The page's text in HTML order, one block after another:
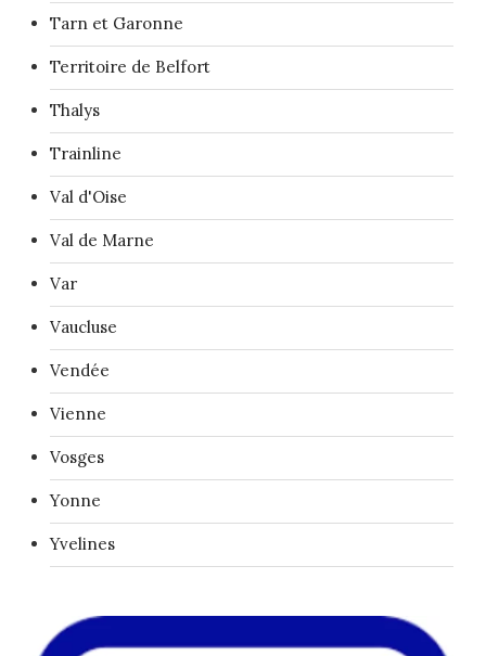
Tarn et Garonne
Territoire de Belfort
Thalys
Trainline
Val d'Oise
Val de Marne
Var
Vaucluse
Vendée
Vienne
Vosges
Yonne
Yvelines